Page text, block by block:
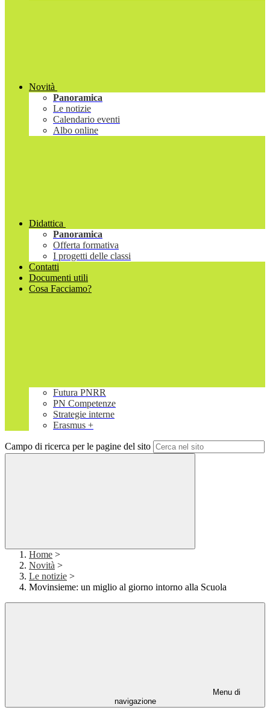
Novità
Panoramica
Le notizie
Calendario eventi
Albo online
Didattica
Panoramica
Offerta formativa
I progetti delle classi
Contatti
Documenti utili
Cosa Facciamo?
Futura PNRR
PN Competenze
Strategie interne
Erasmus +
Campo di ricerca per le pagine del sito
Home >
Novità >
Le notizie >
Movinsieme: un miglio al giorno intorno alla Scuola
Menu di
navigazione